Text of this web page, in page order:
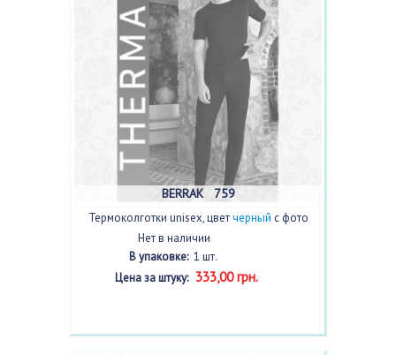
BERRAK 759
Термоколготки unisex, цветчерный с фото
Нет в наличии
В упаковке:1 шт.
Цена за штуку:333,00 грн.